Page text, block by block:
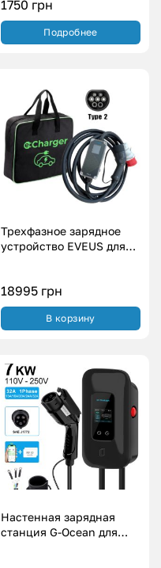
1750 грн
Подробнее
Трехфазное зарядное
устройство EVEUS для
18995 грн
В корзину
Настенная зарядная
станция G-Ocean для